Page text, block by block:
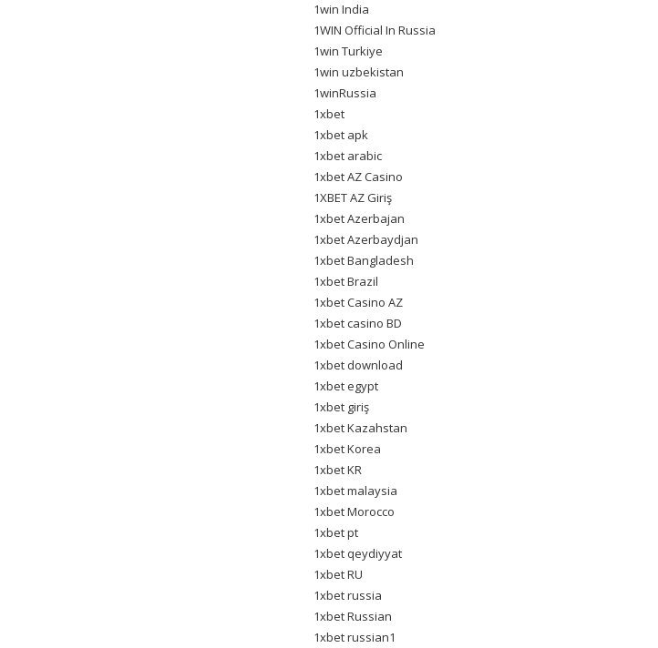
1win India
1WIN Official In Russia
1win Turkiye
1win uzbekistan
1winRussia
1xbet
1xbet apk
1xbet arabic
1xbet AZ Casino
1XBET AZ Giriş
1xbet Azerbajan
1xbet Azerbaydjan
1xbet Bangladesh
1xbet Brazil
1xbet Casino AZ
1xbet casino BD
1xbet Casino Online
1xbet download
1xbet egypt
1xbet giriş
1xbet Kazahstan
1xbet Korea
1xbet KR
1xbet malaysia
1xbet Morocco
1xbet pt
1xbet qeydiyyat
1xbet RU
1xbet russia
1xbet Russian
1xbet russian1